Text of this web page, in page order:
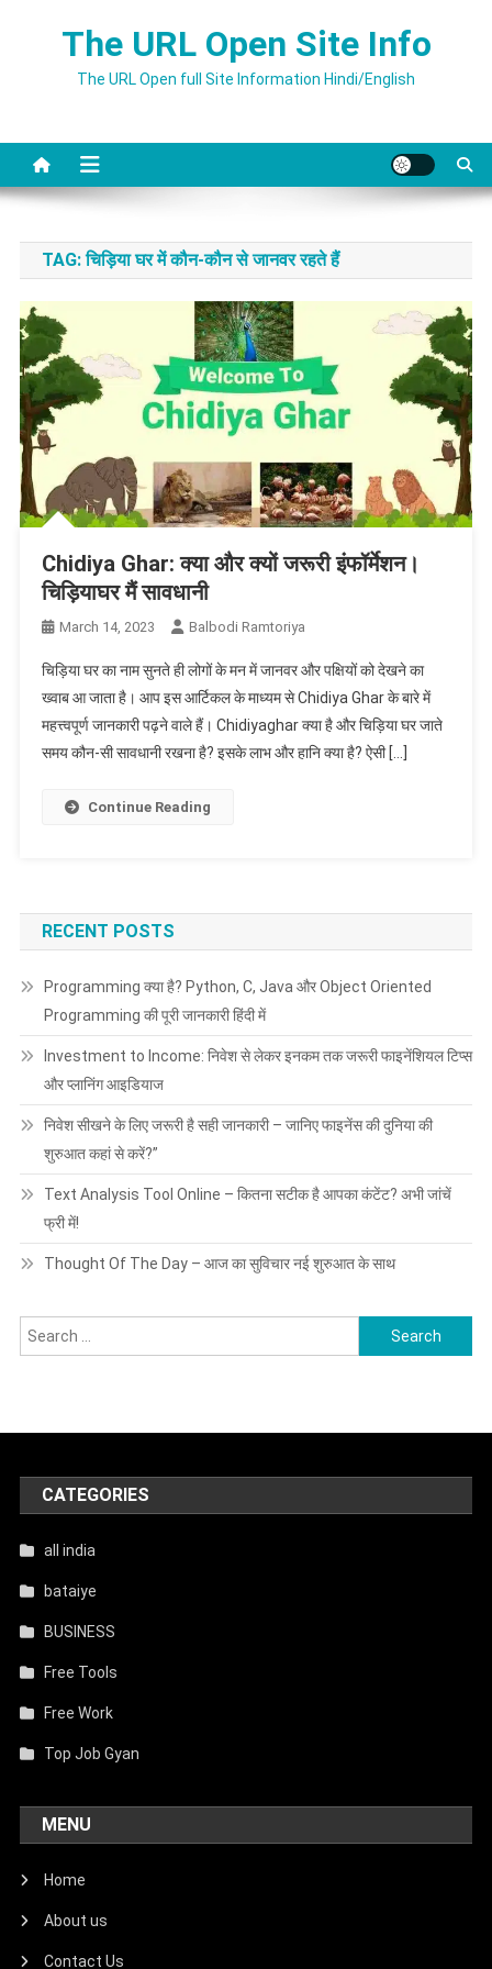
The URL Open Site Info
The URL Open full Site Information Hindi/English
TAG:चिड़िया घर में कौन-कौन से जानवर रहते हैं
Chidiya Ghar: क्या और क्यों जरूरी इंफॉर्मेशन।
चिड़ियाघर मैं सावधानी
March 14, 2023 Balbodi Ramtoriya
चिड़िया घर का नाम सुनते ही लोगों के मन में जानवर और पक्षियों को देखने का
ख्वाब आ जाता है। आप इस आर्टिकल के माध्यम से Chidiya Ghar के बारे में
महत्त्वपूर्ण जानकारी पढ़ने वाले हैं। Chidiyaghar क्या है और चिड़िया घर जाते
समय कौन-सी सावधानी रखना है? इसके लाभ और हानि क्या है? ऐसी […]
Continue Reading
RECENT POSTS
Programming क्या है? Python, C, Java और Object Oriented
Programming की पूरी जानकारी हिंदी में
Investment to Income: निवेश से लेकर इनकम तक जरूरी फाइनेंशियल टिप्स
और प्लानिंग आइडियाज
निवेश सीखने के लिए जरूरी है सही जानकारी – जानिए फाइनेंस की दुनिया की
शुरुआत कहां से करें?”
Text Analysis Tool Online – कितना सटीक है आपका कंटेंट? अभी जांचें
फ्री में!
Thought Of The Day – आज का सुविचार नई शुरुआत के साथ
Search
for:
CATEGORIES
all india
bataiye
BUSINESS
Free Tools
Free Work
Top Job Gyan
MENU
Home
About us
Contact Us